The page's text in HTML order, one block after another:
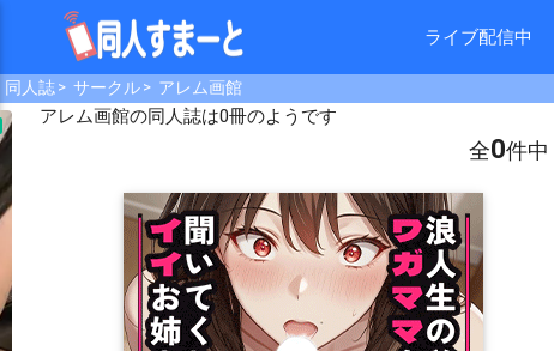
ライブ配信中
同人誌 サークル アレム画館
アレム画館の同人誌は0冊のようです
全0件中